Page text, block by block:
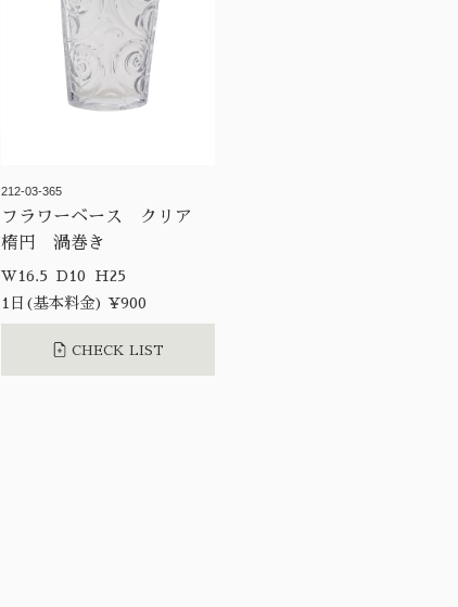
212-03-365
フラワーベース クリア
楕円 渦巻き
W16.5 D10 H25
1日(基本料金) ¥900
CHECK LIST